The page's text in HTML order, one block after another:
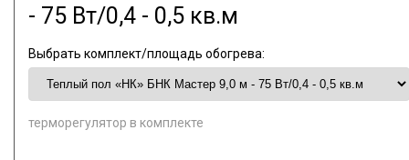
- 75 Вт/0,4 - 0,5 кв.м
Выбрать комплект/площадь обогрева:
терморегулятор в комплекте